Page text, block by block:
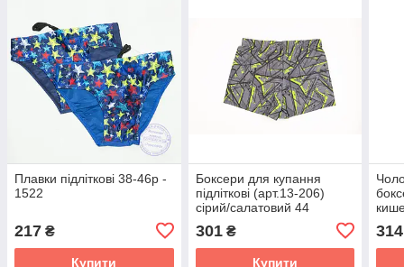
Плавки підліткові 38-46р -
1522
217 ₴
Купити
Боксери для купання
підліткові (арт.13-206)
сірий/салатовий 44
301₴
Купити
314